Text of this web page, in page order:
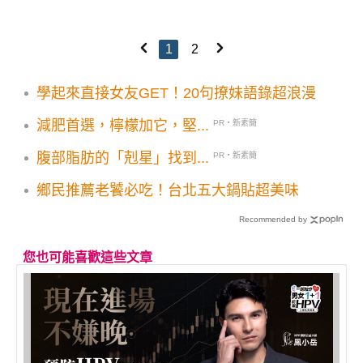
1 2
學起來直接女友GET！20句撩妹語錄超浪漫
減肥首選，檸檬加它，堅...
PR・新素簡
腹部脂肪的「剋星」找到... PR・新素簡
鄉民推薦老饕必吃！台北五大鍋貼超美味
Recommended by
您也可能喜歡這些文章